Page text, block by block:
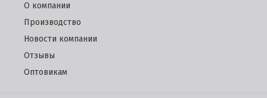
О компании
Производство
Новости компании
Отзывы
Oптовикам